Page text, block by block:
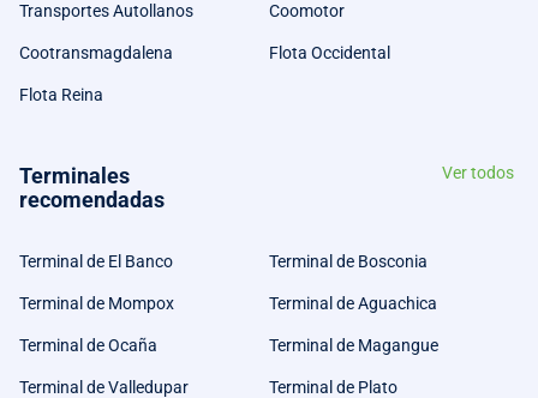
Transportes Autollanos Coomotor
Cootransmagdalena Flota Occidental
Flota Reina
Terminales
recomendadas
Ver todos
Terminal de El Banco Terminal de Bosconia
Terminal de Mompox Terminal de Aguachica
Terminal de Ocaña Terminal de Magangue
Terminal de Valledupar Terminal de Plato